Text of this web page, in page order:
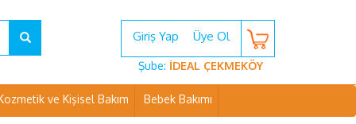
Giriş Yap Üye Ol
Şube: İDEAL ÇEKMEKÖY
ve Kişisel Bakım Bebek Bakımı